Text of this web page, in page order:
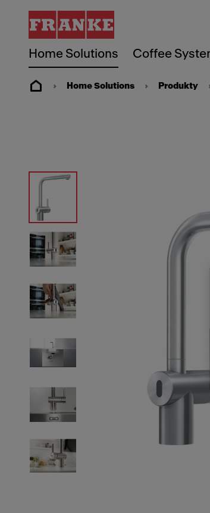
Home Solutions Coffee
Home Solutions Produkty